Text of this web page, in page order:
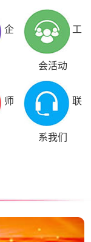
企 工
会活动
师 联
系我们